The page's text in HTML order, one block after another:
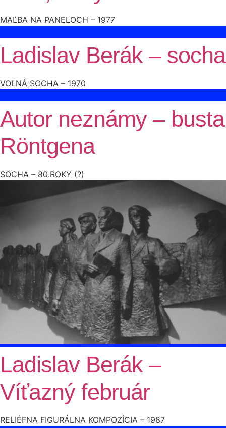
MAĽBA NA PANELOCH – 1977
Ladislav Berák – socha
VOĽNÁ SOCHA – 1970
Autor neznámy – busta
Röntgena
SOCHA – 80.ROKY (?)
Ladislav Berák –
Víťazný február
RELIÉFNA FIGURÁLNA KOMPOZÍCIA – 1987